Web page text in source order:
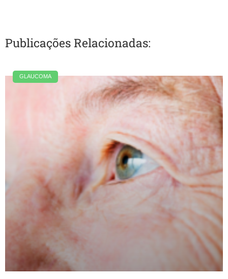
Publicações Relacionadas:
GLAUCOMA